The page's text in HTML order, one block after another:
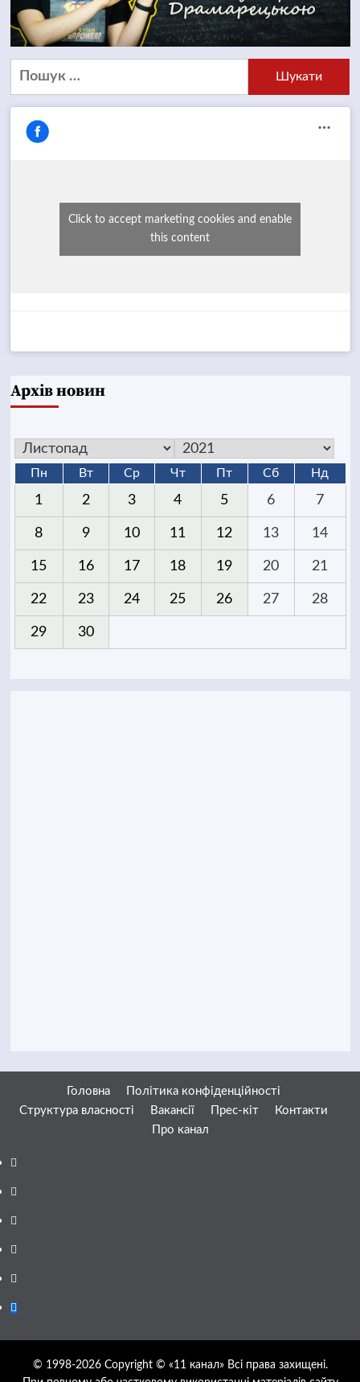
Пошук:
Click to accept marketing cookies and enable
this content
Архів новин
Пн Вт Ср Чт Пт Сб Нд
1 2 3 4 5 6 7
8 9 10 11 12 13 14
15 16 17 18 19 20 21
22 23 24 25 26 27 28
29 30
Головна
Політика конфіденційності
Структура власності
Вакансії Прес-кіт
Контакти
Про канал
Facebook
YouTube
Telegram
Instagram
Twitter
Google
© 1998-2026 Copyright © «11 канал» Всі права захищені.